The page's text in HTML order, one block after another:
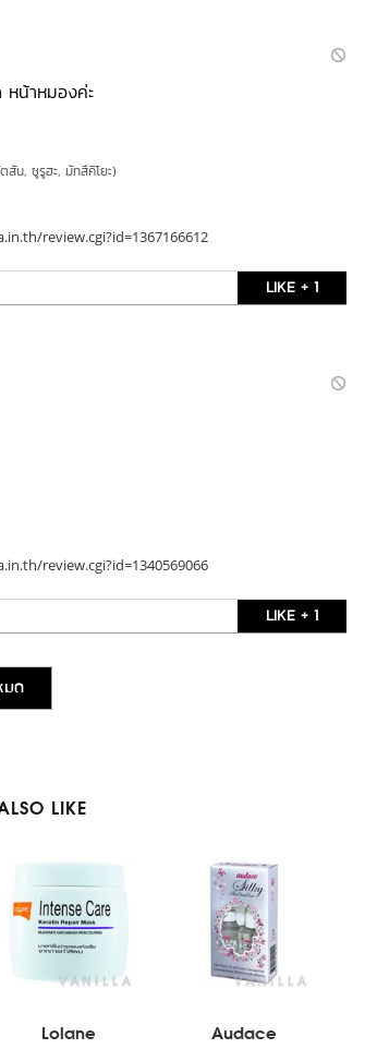
น้าหมองค่ะ
น, ซูรูฮะ, มัทสึคิโยะ)
review.cgi?id=1367166612
LIKE + 1
review.cgi?id=1340569066
LIKE + 1
มด
LIKE
Lolane Audace